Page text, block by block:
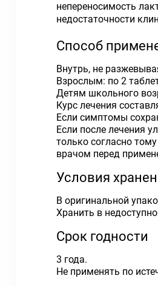
непереносимость
недостаточности
Способ
Внутрь, не
Взрослым: по 2
Детям школьного
Курс лечения
Если симптомы
Если после лечения
только согласно
врачом перед
Условия
В оригинальной
Хранить в
Срок годности
3 года.
Не применять по